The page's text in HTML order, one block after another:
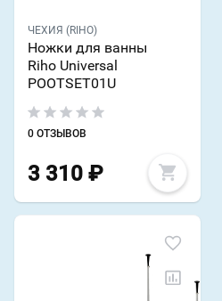
ЧЕХИЯ (RIHO)
Ножки для ванны
Riho Universal
POOTSET01U
0 ОТЗЫВОВ
3 310 ₽